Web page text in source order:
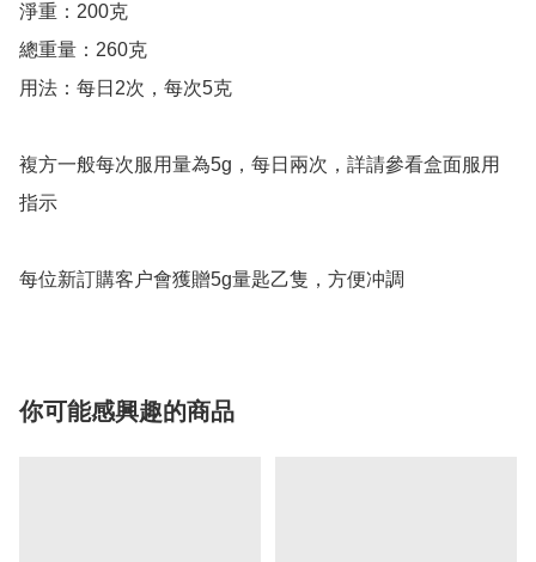
淨重：200克
總重量：260克
用法：每日2次，每次5克
複方一般每次服用量為5g，每日兩次，詳請參看盒面服用
指示
每位新訂購客户會獲贈5g量匙乙隻，方便冲調
你可能感興趣的商品